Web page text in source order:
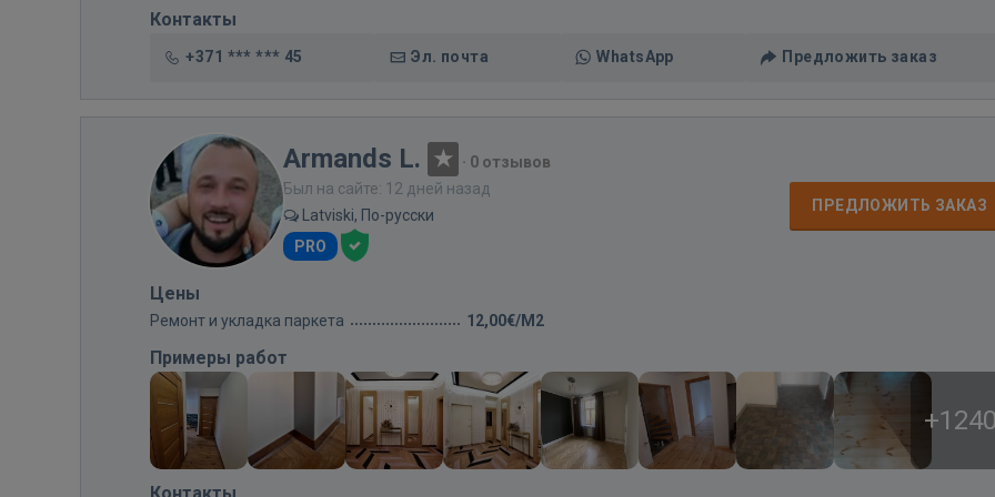
Контакты
+371 *** *** 45 Эл. почта WhatsApp Предложить заказ
Armands L. · 0 отзывов
Был на сайте: 12 дней назад
Latviski, По-русски
PRO
ПРЕДЛОЖИТЬ ЗАКАЗ
Цены
Ремонт и укладка паркета 12,00€/M2
Примеры работ
Контакты